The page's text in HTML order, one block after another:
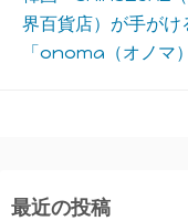
界百貨店）が手がけ
「onoma（オノマ）
最近の投稿